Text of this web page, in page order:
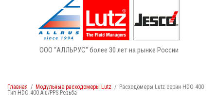
ООО "АЛЛЬРУС" более 30 лет на рынке России
Главная / Модульные расходомеры Lutz / Расходомеры Lutz серии HDO 400
Тип HDO 400 Alu/PPS Резьба